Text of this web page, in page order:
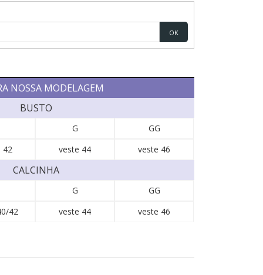
OK
NOSSA MODELAGEM
BUSTO
G
GG
42
veste 44 veste 46
CALCINHA
G
GG
42
veste 44 veste 46